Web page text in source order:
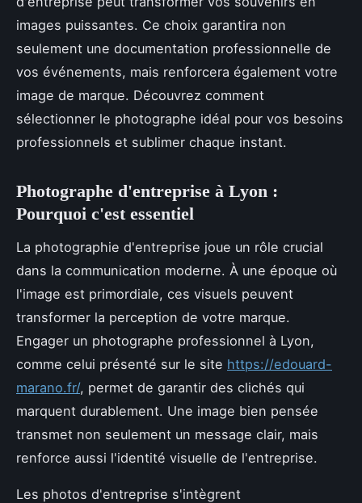
images puissantes. Ce choix garantira non
seulement une documentation professionnelle de
vos événements, mais renforcera également votre
image de marque. Découvrez comment
sélectionner le photographe idéal pour vos besoins
professionnels et sublimer chaque instant.
Photographe d'entreprise à Lyon :
Pourquoi c'est essentiel
La photographie d'entreprise joue un rôle crucial
dans la communication moderne. À une époque où
l'image est primordiale, ces visuels peuvent
transformer la perception de votre marque.
Engager un photographe professionnel à Lyon,
comme celui présenté sur le site https://edouard-
marano.fr/, permet de garantir des clichés qui
marquent durablement. Une image bien pensée
transmet non seulement un message clair, mais
renforce aussi l'identité visuelle de l'entreprise.
Les photos d'entreprise s'intègrent